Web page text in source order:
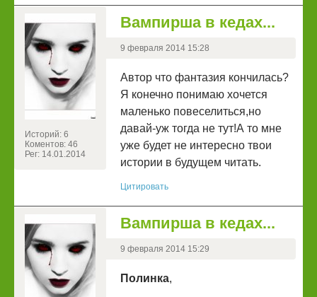
Историй: 6
Коментов: 46
Рег: 14.01.2014
Вампирша в кедах...
9 февраля 2014 15:28
Автор что фантазия кончилась?
Я конечно понимаю хочется
маленько повеселиться,но
давай-уж тогда не тут!А то мне
уже будет не интересно твои
истории в будущем читать.
Цитировать
Вампирша в кедах...
9 февраля 2014 15:29
Полинка,